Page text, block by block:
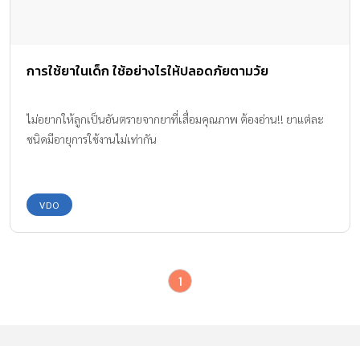
การใช้ยาในเด็ก ใช้อย่างไรให้ปลอดภัยตามวัย
ไม่อยากให้ลูกเป็นอันตรายจากยาที่เสื่อมคุณภาพ ต้องอ่าน!! ยาแต่ละ
ชนิดมีอายุการใช้งานไม่เท่ากัน
VDO
1